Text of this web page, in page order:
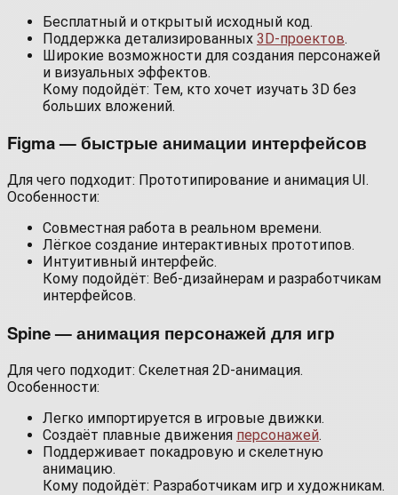
Бесплатный и открытый исходный код.
Поддержка детализированных 3D-проектов.
Широкие возможности для создания персонажей
и визуальных эффектов.
Кому подойдёт: Тем, кто хочет изучать 3D без
больших вложений.
Figma — быстрые анимации интерфейсов
Для чего подходит: Прототипирование и анимация UI.
Особенности:
Совместная работа в реальном времени.
Лёгкое создание интерактивных прототипов.
Интуитивный интерфейс.
Кому подойдёт: Веб-дизайнерам и разработчикам
интерфейсов.
Spine — анимация персонажей для игр
Для чего подходит: Скелетная 2D-анимация.
Особенности:
Легко импортируется в игровые движки.
Создаёт плавные движения персонажей.
Поддерживает покадровую и скелетную
анимацию.
Кому подойдёт: Разработчикам игр и художникам.